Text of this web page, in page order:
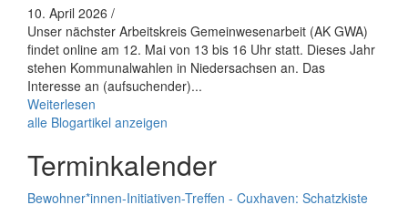
10. April 2026 /
Unser nächster Arbeitskreis Gemeinwesenarbeit (AK GWA)
findet online am 12. Mai von 13 bis 16 Uhr statt. Dieses Jahr
stehen Kommunalwahlen in Niedersachsen an. Das
Interesse an (aufsuchender)...
Weiterlesen
alle Blogartikel anzeigen
Terminkalender
Bewohner*innen-Initiativen-Treffen - Cuxhaven: Schatzkiste